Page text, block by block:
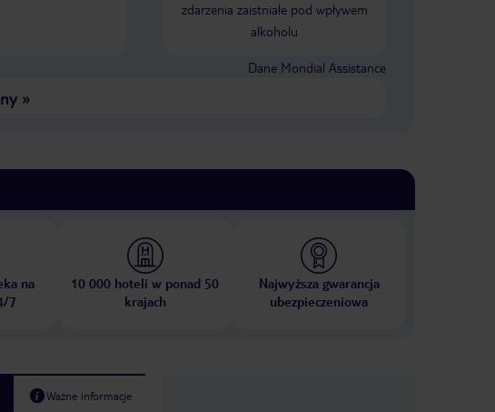
zdarzenia zaistniałe pod wpływem
alkoholu
Dane Mondial Assistance
»
na
7
10 000 hoteli w ponad 50
krajach
Najwyższa gwarancja
ubezpieczeniowa
Ważne informacje